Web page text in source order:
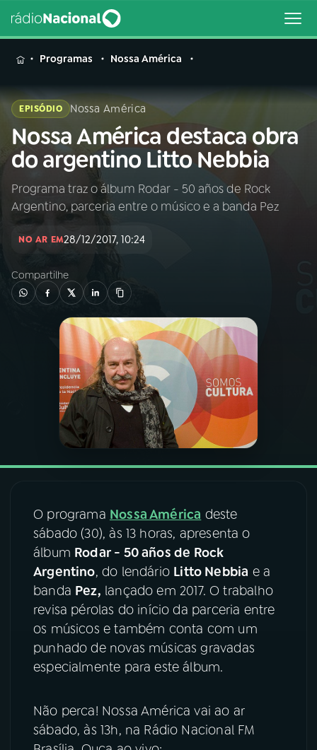
MENU
Buscar
na
Rádio
Nacional
Buscar
AO VIVO
02A RÁDIO
PROGRAMAÇÃO
PROGRAMAS
PODCASTS
07ÚLTIMAS
FESTIVAL DE MÚSICA
ACOMPANHE A RÁDIO NACIONAL
YouTube Facebook
TikTok
Programas Nossa América
EPISÓDIO Nossa América
Nossa América destaca obra
do argentino Litto Nebbia
Programa traz o álbum Rodar - 50 años de Rock
Argentino, parceria entre o músico e a banda Pez
NO AR EM28/12/2017, 10:24
Compartilhe
O programa Nossa América deste
sábado (30), às 13 horas, apresenta o
álbum Rodar - 50 años de Rock
Argentino, do lendário Litto Nebbia e a
banda Pez, lançado em 2017. O trabalho
revisa pérolas do início da parceria entre
os músicos e também conta com um
punhado de novas músicas gravadas
especialmente para este álbum.
Não perca! Nossa América vai ao ar
sábado, às 13h, na Rádio Nacional FM